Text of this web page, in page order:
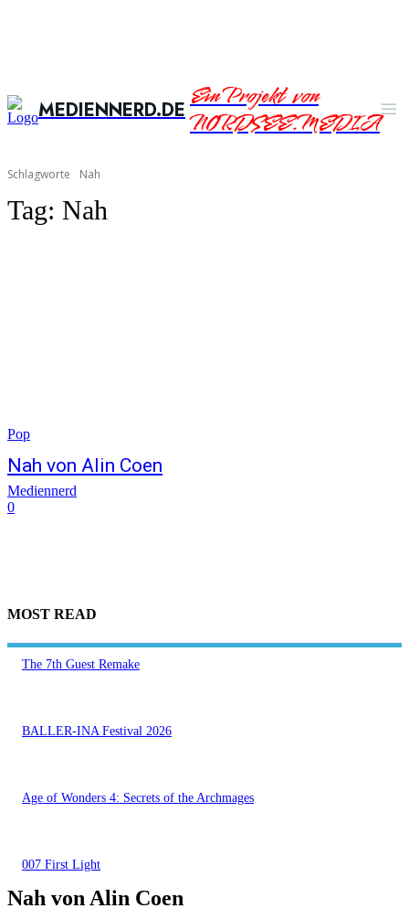
MEDIENNERD.DEEin Projekt von
NORDSEE.MEDIA
Schlagworte Nah
Tag: Nah
Pop
Nah von Alin Coen
Mediennerd
0
MOST READ
The 7th Guest Remake
BALLER-INA Festival 2026
Age of Wonders 4: Secrets of the Archmages
007 First Light
Nah von Alin Coen